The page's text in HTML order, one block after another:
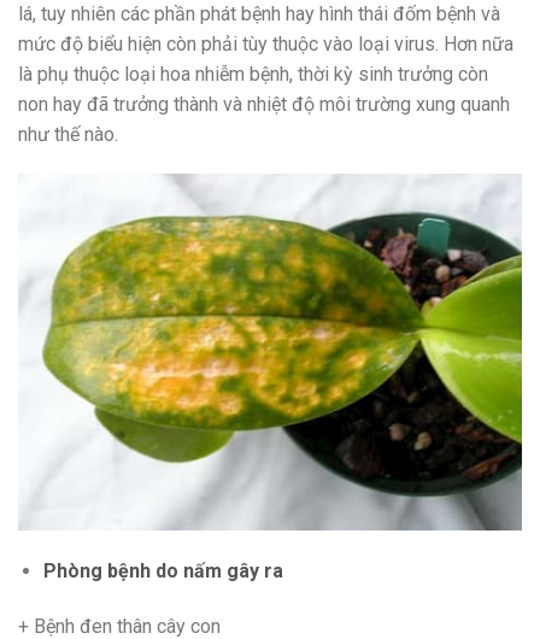
lá, tuy nhiên các phần phát bệnh hay hình thái đốm bệnh và
mức độ biểu hiện còn phải tùy thuộc vào loại virus. Hơn nữa
là phụ thuộc loại hoa nhiễm bệnh, thời kỳ sinh trưởng còn
non hay đã trưởng thành và nhiệt độ môi trường xung quanh
như thế nào.
Phòng bệnh do nấm gây ra
+ Bệnh đen thân cây con